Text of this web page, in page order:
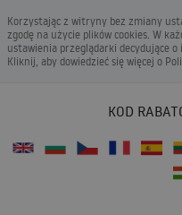
Korzystając z witryny bez zmiany
zgodę na użycie plików cookies. W
ustawienia przeglądarki decydujące o
Kliknij, aby dowiedzieć się więcej o
KOD